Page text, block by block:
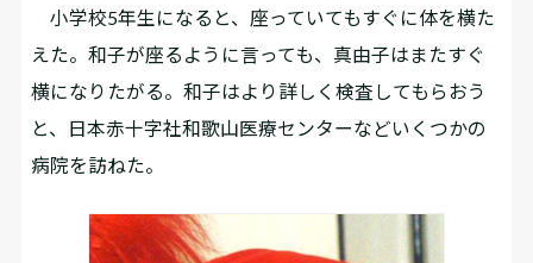
小学校5年生になると、座っていてもすぐに体を横た
えた。和子が座るように言っても、真由子はまたすぐ
横になりたがる。和子はより詳しく検査してもらおう
と、日本赤十字社和歌山医療センターなどいくつかの
病院を訪ねた。